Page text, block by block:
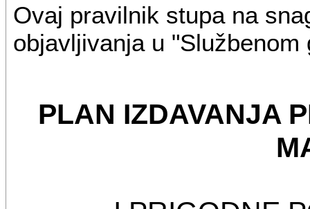
Ovaj pravilnik stupa na
objavljivanja u
PLAN IZDAVANJA